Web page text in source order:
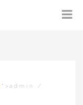
">admin
/